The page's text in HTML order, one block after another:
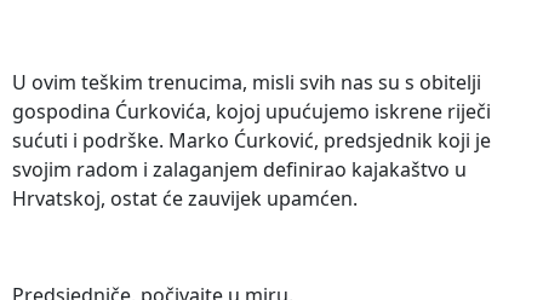
U ovim teškim trenucima, misli svih nas su s obitelji
gospodina Ćurkovića, kojoj upućujemo iskrene riječi
sućuti i podrške. Marko Ćurković, predsjednik koji je
svojim radom i zalaganjem definirao kajakaštvo u
Hrvatskoj, ostat će zauvijek upamćen.
Predsjedniče, počivajte u miru.